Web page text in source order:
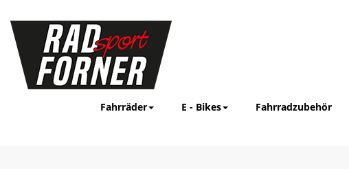
Fahrräder E - Bikes Fahrradzubehör